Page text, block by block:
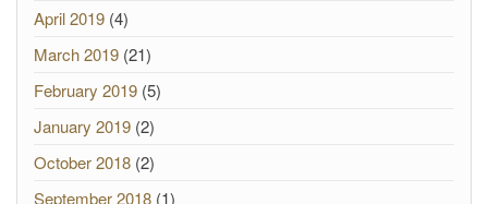
April 2019 (4)
March 2019 (21)
February 2019 (5)
January 2019 (2)
October 2018 (2)
September 2018 (1)